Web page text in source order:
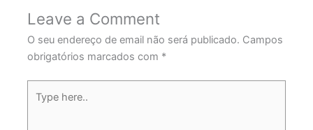
Leave a Comment
O seu endereço de email não será publicado. Campos
obrigatórios marcados com *
here..